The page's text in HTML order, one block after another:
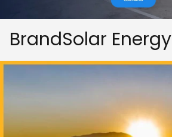
BrandSolar Energy